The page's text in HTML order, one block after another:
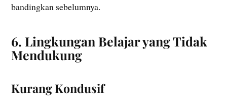
bandingkan sebelumnya.
6. Lingkungan Belajar yang Tidak
Mendukung
Kurang Kondusif